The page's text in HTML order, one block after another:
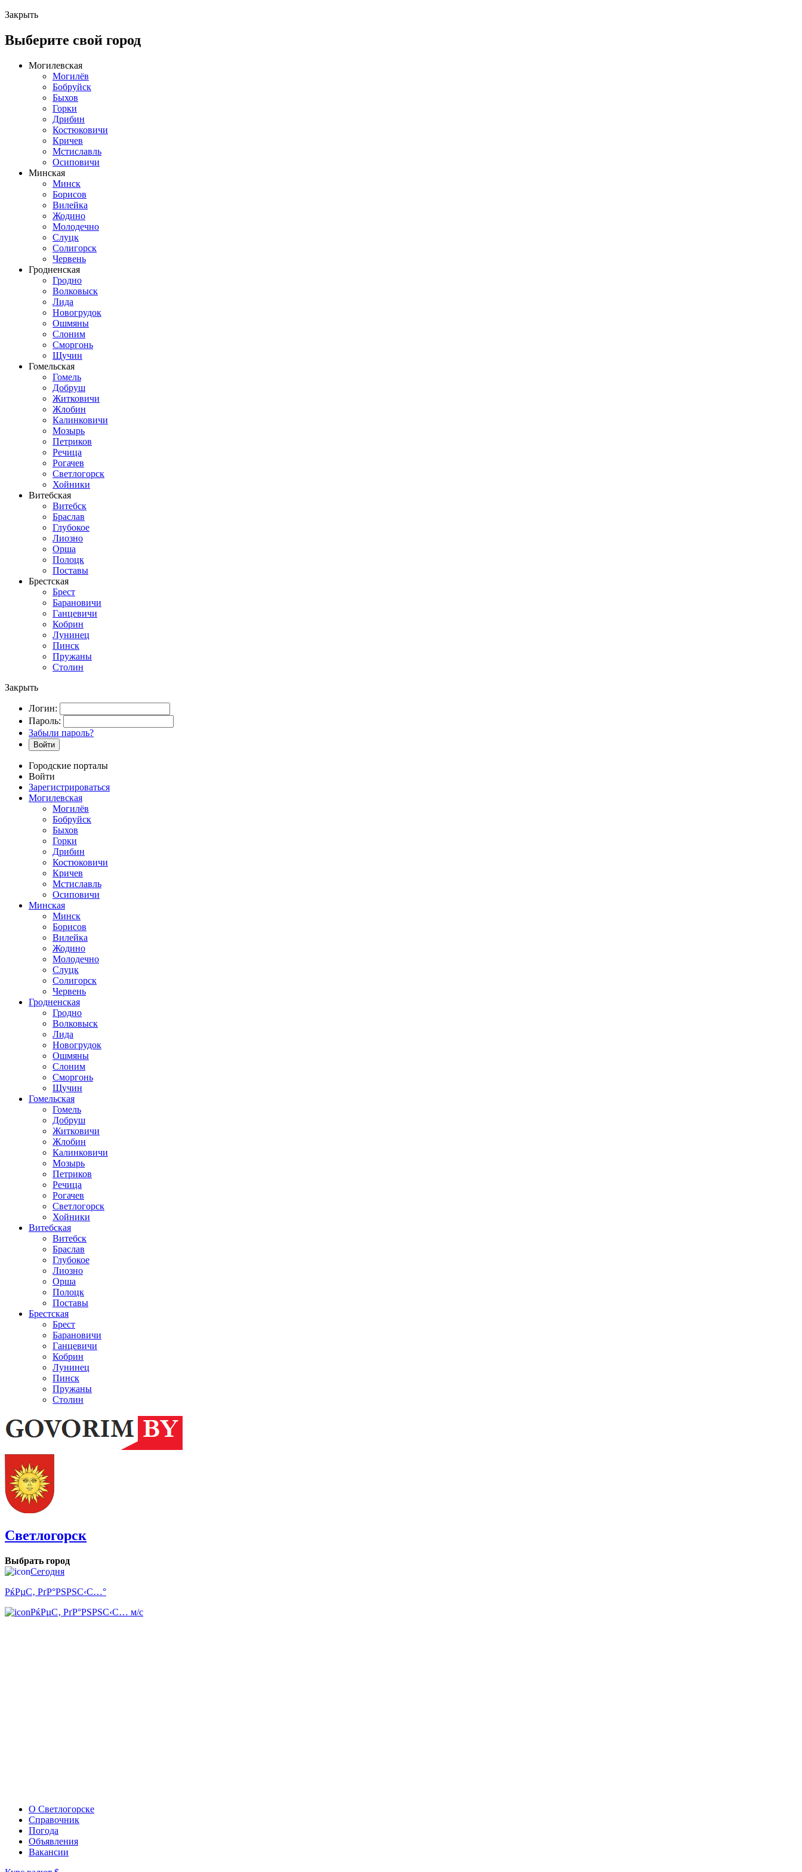
Закрыть
Выберите свой город
Могилевская
Могилёв
Бобруйск
Быхов
Горки
Дрибин
Костюковичи
Кричев
Мстиславль
Осиповичи
Минская
Минск
Борисов
Вилейка
Жодино
Молодечно
Слуцк
Солигорск
Червень
Гродненская
Гродно
Волковыск
Лида
Новогрудок
Ошмяны
Слоним
Сморгонь
Щучин
Гомельская
Гомель
Добруш
Житковичи
Жлобин
Калинковичи
Мозырь
Петриков
Речица
Рогачев
Светлогорск
Хойники
Витебская
Витебск
Браслав
Глубокое
Лиозно
Орша
Полоцк
Поставы
Брестская
Брест
Барановичи
Ганцевичи
Кобрин
Лунинец
Пинск
Пружаны
Столин
Закрыть
Логин:
Пароль:
Забыли пароль?
Войти
Городские порталы
Войти
Зарегистрироваться
Могилевская
Могилёв
Бобруйск
Быхов
Горки
Дрибин
Костюковичи
Кричев
Мстиславль
Осиповичи
Минская
Минск
Борисов
Вилейка
Жодино
Молодечно
Слуцк
Солигорск
Червень
Гродненская
Гродно
Волковыск
Лида
Новогрудок
Ошмяны
Слоним
Сморгонь
Щучин
Гомельская
Гомель
Добруш
Житковичи
Жлобин
Калинковичи
Мозырь
Петриков
Речица
Рогачев
Светлогорск
Хойники
Витебская
Витебск
Браслав
Глубокое
Лиозно
Орша
Полоцк
Поставы
Брестская
Брест
Барановичи
Ганцевичи
Кобрин
Лунинец
Пинск
Пружаны
Столин
Светлогорск
Выбрать город
Сегодня
РќРµС‚ РґР°РЅРЅС‹С…°
РќРµС‚ РґР°РЅРЅС‹С… м/с
О Светлогорске
Справочник
Погода
Объявления
Вакансии